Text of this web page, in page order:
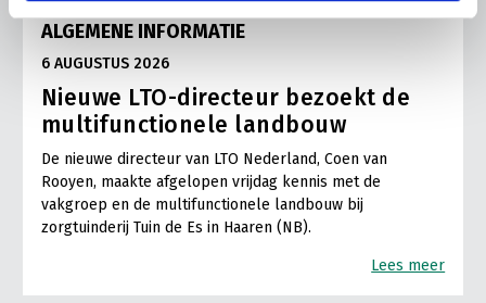
ALGEMENE INFORMATIE
6 AUGUSTUS 2026
Nieuwe LTO-directeur bezoekt de
multifunctionele landbouw
De nieuwe directeur van LTO Nederland, Coen van
Rooyen, maakte afgelopen vrijdag kennis met de
vakgroep en de multifunctionele landbouw bij
zorgtuinderij Tuin de Es in Haaren (NB).
Lees meer